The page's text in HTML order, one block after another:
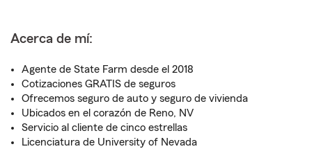
Acerca de mí:
Agente de State Farm desde el 2018
Cotizaciones GRATIS de seguros
Ofrecemos seguro de auto y seguro de vivienda
Ubicados en el corazón de Reno, NV
Servicio al cliente de cinco estrellas
Licenciatura de University of Nevada